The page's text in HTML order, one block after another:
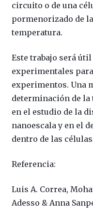
circuito o de una
pormenorizado de
temperatura.
Este trabajo será
experimentales
experimentos. Una
determinación de
en el estudio de la
nanoescala y en el
dentro de las
Referencia:
Luis A. Correa,
Adesso & Anna